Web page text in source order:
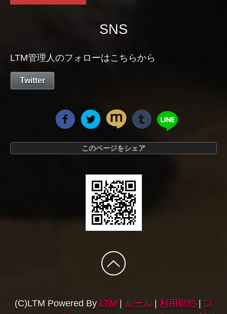
SNS
LTM管理人のフォローはこちらから
Twitter
このページをシェア
(C)LTM Powered By LTM ルール| 利用規約
プ